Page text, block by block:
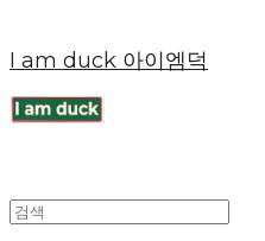
I am duck 아이엠덕